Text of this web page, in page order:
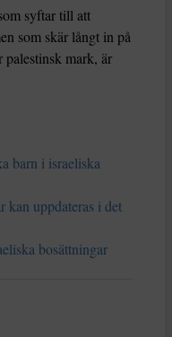
syftar till att
som skär långt in på
mark, är
barn i israeliska
kan uppdateras i det
bosättningar